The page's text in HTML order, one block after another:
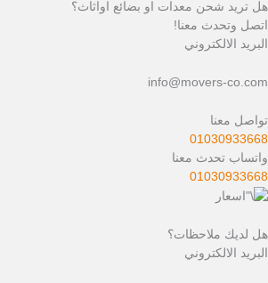
هل تريد شحن معدات او بضائع اواثاث؟
اتصل وتحدث معنا!
البريد الالكتروني
info@movers-co.com
تواصل معنا
01030933668
واتساب تحدث معنا
01030933668
هل لديك ملاحظات؟
البريد الالكتروني